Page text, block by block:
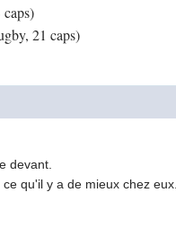
caps)
21 caps)
devant.
qu'il y a de mieux chez eux.